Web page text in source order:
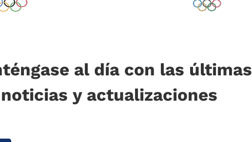
al día con las últimas
noticias y actualizaciones